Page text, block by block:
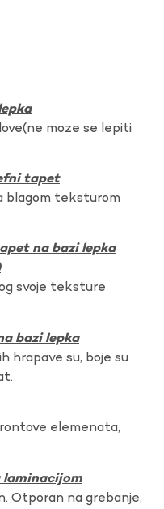
moze se lepiti
tapet
blagom teksturom
na bazi lepka
svoje teksture
bazi lepka
hrapave su, boje su
elemenata,
laminacijom
Otporan na grebanje,